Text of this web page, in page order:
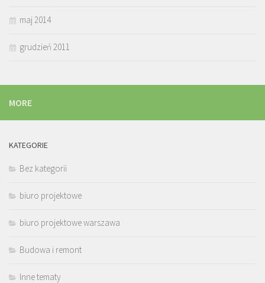
maj 2014
grudzień 2011
MORE
KATEGORIE
Bez kategorii
biuro projektowe
biuro projektowe warszawa
Budowa i remont
Inne tematy